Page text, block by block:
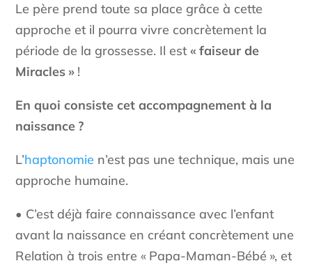
Le père prend toute sa place grâce à cette
approche et il pourra vivre concrètement la
période de la grossesse. Il est« faiseur de
Miracles » !
En quoi consiste cet accompagnement à la
naissance ?
L’haptonomie n’est pas une technique, mais une
approche humaine.
• C’est déjà faire connaissance avec l’enfant
avant la naissance en créant concrètement une
Relation à trois entre « Papa-Maman-Bébé », et